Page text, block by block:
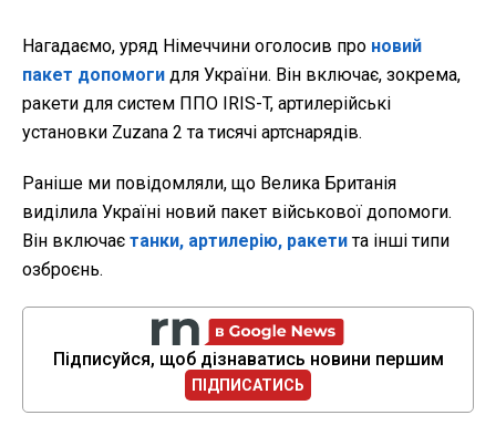
Нагадаємо, уряд Німеччини оголосив про новий
пакет допомоги для України. Він включає, зокрема,
ракети для систем ППО IRIS-T, артилерійські
установки Zuzana 2 та тисячі артснарядів.
Раніше ми повідомляли, що Велика Британія
виділила Україні новий пакет військової допомоги.
Він включає танки, артилерію, ракетита інші типи
озброєнь.
Підписуйся, щоб дізнаватись новини першим
ПІДПИСАТИСЬ